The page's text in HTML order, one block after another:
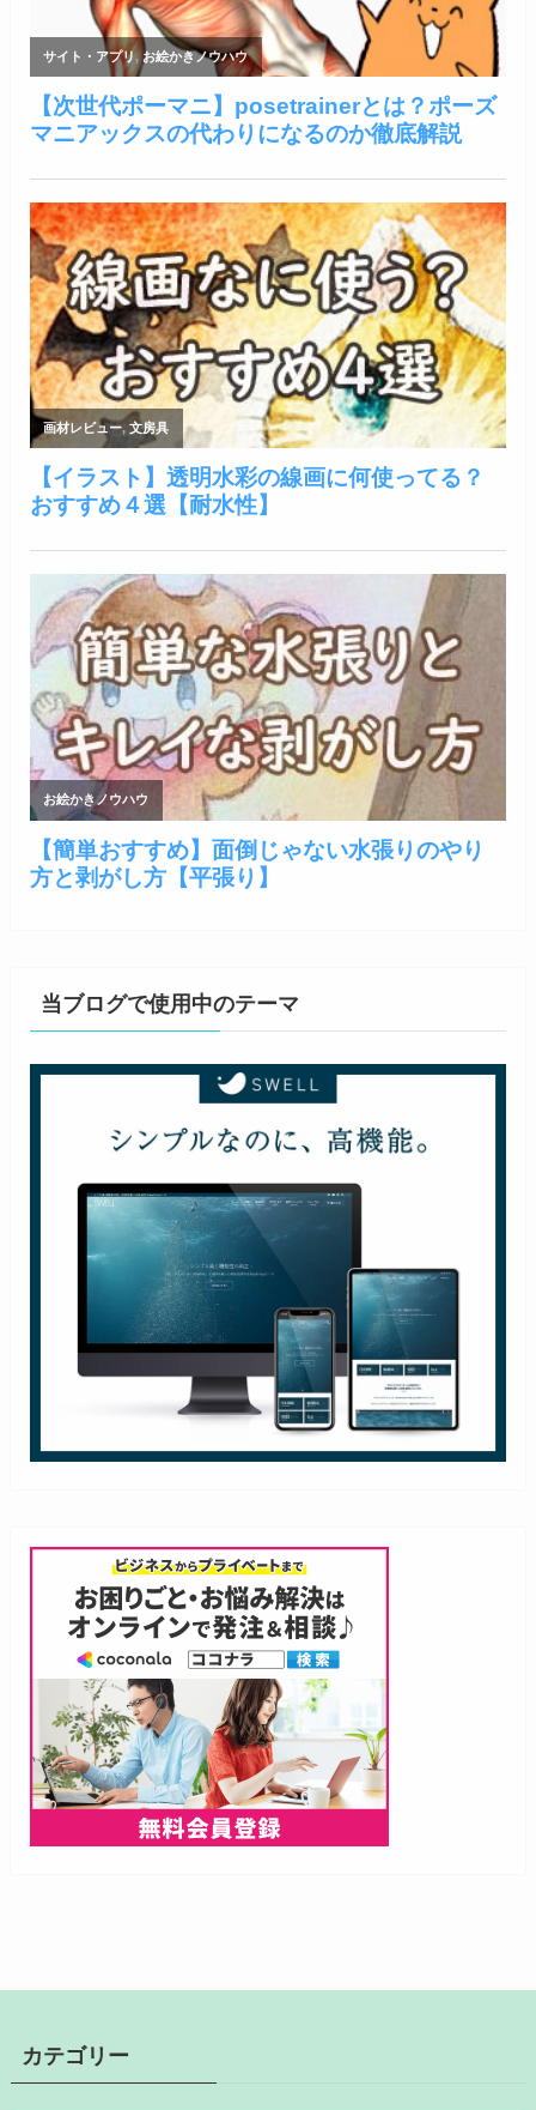
当ブログで使用中のテーマ
カテゴリー